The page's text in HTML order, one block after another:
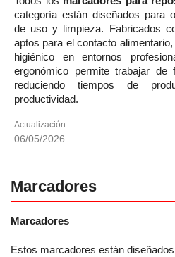
Marcadores
Marcadores
Estos marcadores están
categoría están diseñados para
de uso y limpieza. Fabricados
aptos para el contacto
higiénico en entornos
ergonómico permite trabajar de
reduciendo tiempos de
productividad.
Actualización:
06/05/2026